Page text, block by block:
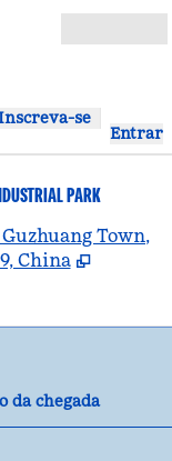
se
Entrar
PARK
Town,
China
da chegada